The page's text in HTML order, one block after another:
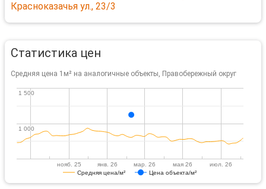
Красноказачья ул., 23/3
Статистика цен
Средняя цена 1м² на аналогичные объекты, Правобережный округ
Средняя цена/м² Цена объекта/м²
нояб. 25 янв. 26 мар. 26 мая 26 июл. 26
1 000
1 000
1 500
1 500